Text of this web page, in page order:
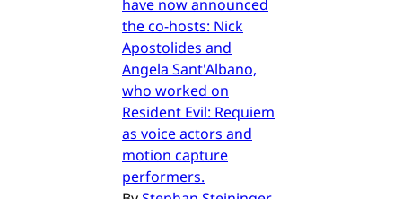
have now announced
the co-hosts: Nick
Apostolides and
Angela Sant'Albano,
who worked on
Resident Evil: Requiem
as voice actors and
motion capture
performers.